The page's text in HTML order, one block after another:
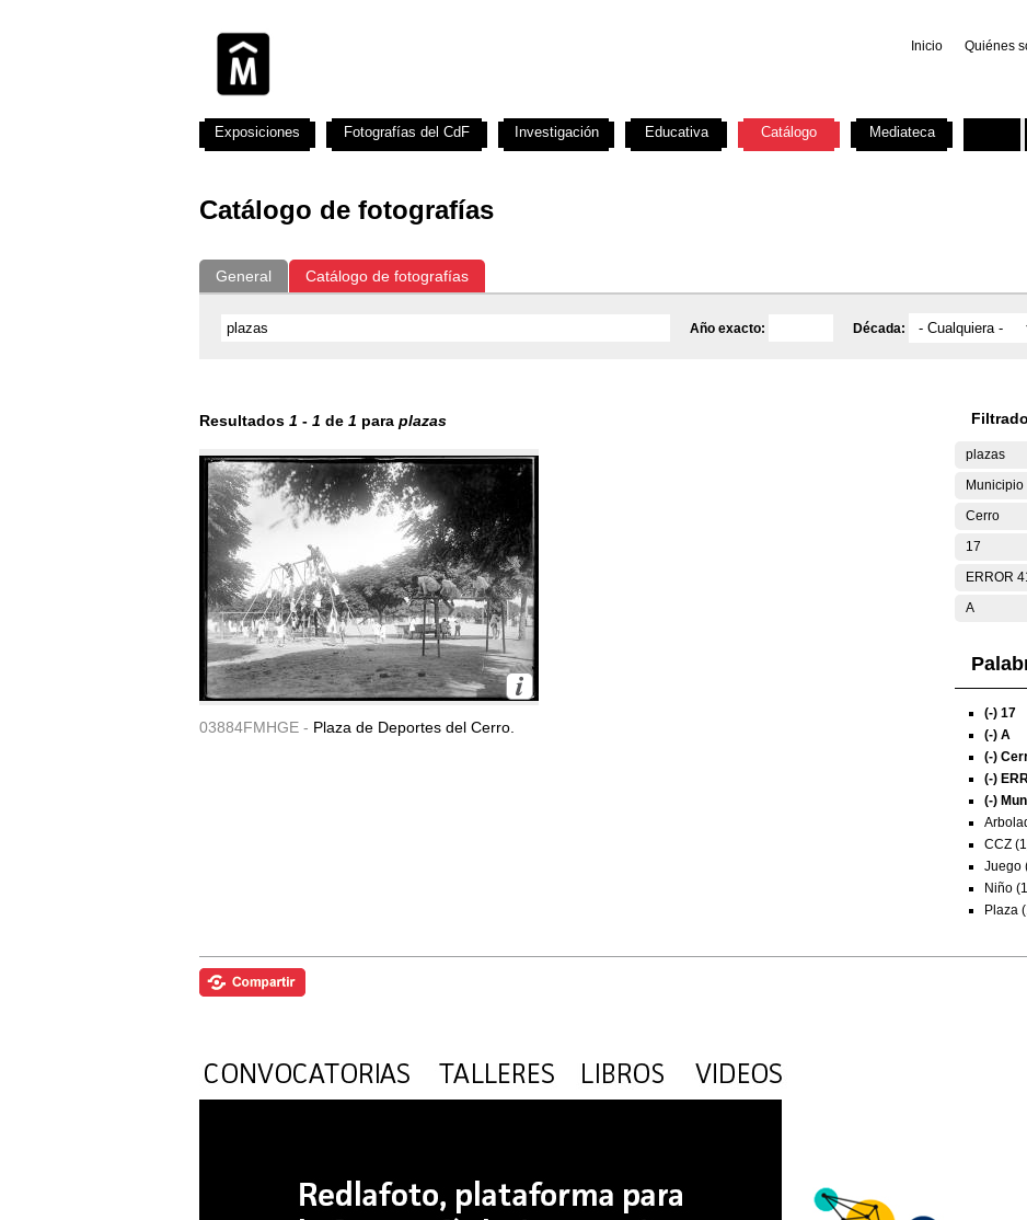
Inicio Quiénes
Catálogo de fotografías
General Catálogo de fotografías
Año exacto: Década:
Resultados 1 - 1 de 1 para plazas
03884FMHGE - Plaza de Deportes del Cerro.
plazas
Municipio
Cerro
17
ERROR
A
(-) 17
(-) A
(-)
(-)
(-)
CCZ
Juego
Niño
Plaza
Exposiciones Fotografías del CdF Investigación Educativa Catálogo Mediateca